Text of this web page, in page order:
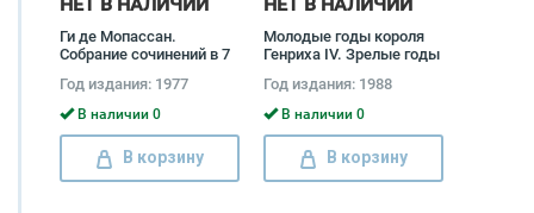
Ги де Мопассан.
Собрание сочинений в 7
Мопассан, Е. Любимова
Год издания: 1977
В наличии 0
В корзину
Молодые годы короля
Генриха IV. Зрелые годы
(комплект из 2 книг)
Генрих Манн
Год издания: 1988
В наличии 0
В корзину